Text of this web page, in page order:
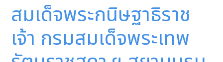
สมเด็จพระกนิษฐาธิราช
เจ้า กรมสมเด็จพระเทพ